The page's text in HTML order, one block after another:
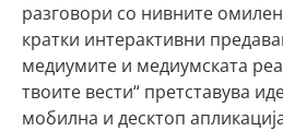
разговори со нивните
кратки интерактивни
медиумите и медиумската
твоите вести“ претставува
мобилна и десктоп